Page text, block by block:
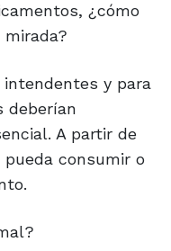
¿cómo
y para
deberían
A partir de
consumir o